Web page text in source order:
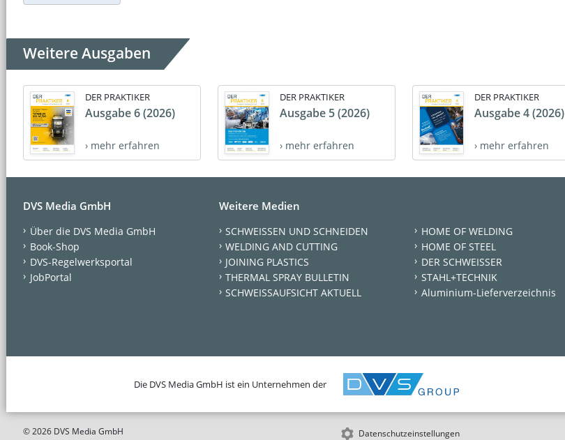
Weitere Ausgaben
DER PRAKTIKER
Ausgabe 6 (2026)
› mehr erfahren
DER PRAKTIKER
Ausgabe 5 (2026)
› mehr erfahren
DER PRAKTIKER
Ausgabe 4 (2026)
› mehr erfahren
DVS Media GmbH
Über die DVS Media GmbH
Book-Shop
DVS-Regelwerksportal
JobPortal
Weitere Medien
SCHWEISSEN UND SCHNEIDEN
WELDING AND CUTTING
JOINING PLASTICS
THERMAL SPRAY BULLETIN
SCHWEISSAUFSICHT AKTUELL
HOME OF WELDING
HOME OF STEEL
DER SCHWEISSER
STAHL+TECHNIK
Aluminium-Lieferverzeichnis
Die DVS Media GmbH ist ein Unternehmen der
© 2026 DVS Media GmbH Datenschutzeinstellungen